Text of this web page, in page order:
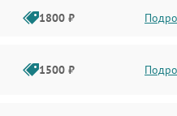
1800 ₽
1500 ₽